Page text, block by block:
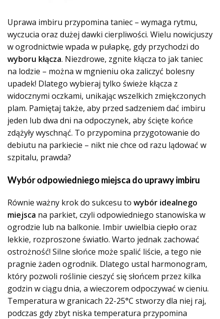
Uprawa imbiru przypomina taniec – wymaga rytmu,
wyczucia oraz dużej dawki cierpliwości. Wielu nowicjuszy
w ogrodnictwie wpada w pułapkę, gdy przychodzi do
wyboru kłącza. Niezdrowe, zgnite kłącza to jak taniec
na lodzie – można w mgnieniu oka zaliczyć bolesny
upadek! Dlatego wybieraj tylko świeże kłącza z
widocznymi oczkami, unikając wszelkich zmiękczonych
plam. Pamiętaj także, aby przed sadzeniem dać imbiru
jeden lub dwa dni na odpoczynek, aby ścięte końce
zdążyły wyschnąć. To przypomina przygotowanie do
debiutu na parkiecie – nikt nie chce od razu lądować w
szpitalu, prawda?
Wybór odpowiedniego miejsca do uprawy imbiru
Równie ważny krok do sukcesu to wybór idealnego
miejsca na parkiet, czyli odpowiedniego stanowiska w
ogrodzie lub na balkonie. Imbir uwielbia ciepło oraz
lekkie, rozproszone światło. Warto jednak zachować
ostrożność! Silne słońce może spalić liście, a tego nie
pragnie żaden ogrodnik. Dlatego ustal harmonogram,
który pozwoli roślinie cieszyć się słońcem przez kilka
godzin w ciągu dnia, a wieczorem odpoczywać w cieniu.
Temperatura w granicach 22-25°C stworzy dla niej raj,
podczas gdy zbyt niska temperatura przypomina